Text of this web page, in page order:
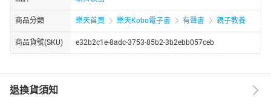
商品分類 樂天首頁 樂天Kobo電子書 有聲書 親子教養
商品貨號(SKU) e32b2c1e-8adc-3753-85b2-3b2ebb057ceb
退換貨須知